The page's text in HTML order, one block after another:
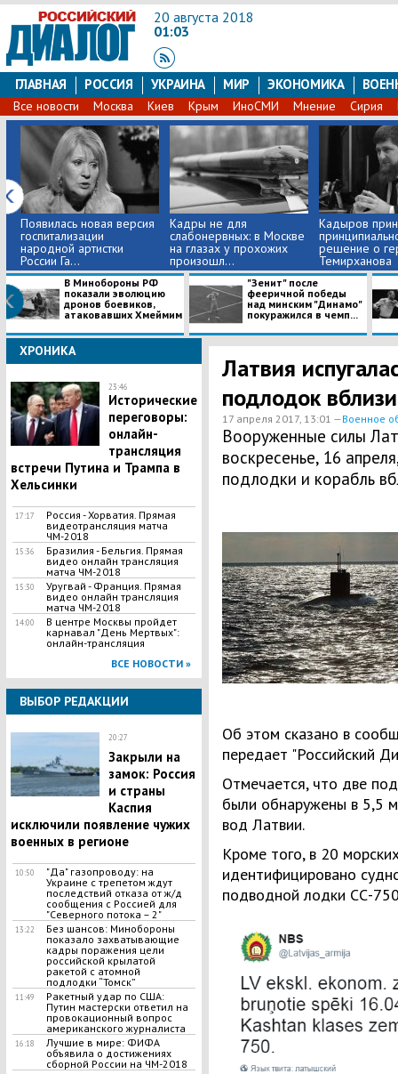
20 августа 2018
01:03
ГЛАВНАЯ РОССИЯ УКРАИНА МИР ЭКОНОМИКА
Все новости Москва Киев Крым ИноСМИ Мнение Сирия
Появилась новая версия
госпитализации
народной артистки
России Га...
Кадры не для
слабонервных: в Москве
на глазах у прохожих
произошл...
Кадыров
решение о
Темирханова
В Минобороны РФ
показали эволюцию
дронов боевиков,
атаковавших Хмеймим
"Зенит" после
фееричной победы
над минским "Динамо"
покуражился в чемп...
ХРОНИКА
23:46
Исторические
переговоры:
онлайн-
трансляция
встречи Путина и Трампа в
Хельсинки
17:17
Россия - Хорватия. Прямая
видеотрансляция матча
ЧМ-2018
15:36
Бразилия - Бельгия. Прямая
видео онлайн трансляция
матча ЧМ-2018
15:30
Уругвай - Франция. Прямая
видео онлайн трансляция
матча ЧМ-2018
14:00
В центре Москвы пройдет
карнавал "День Мертвых":
онлайн-трансляция
ВСЕ НОВОСТИ »
ВЫБОР РЕДАКЦИИ
20:27
Закрыли на
замок: Россия
и страны
Каспия
исключили появление чужих
военных в регионе
10:50
"Да" газопроводу: на
Украине с трепетом ждут
последствий отказа от ж/д
сообщения с Россией для
"Северного потока – 2"
13:22
Без шансов: Минобороны
показало захватывающие
кадры поражения цели
российской крылатой
ракетой с атомной
подлодки “Томск”
11:49
Ракетный удар по США:
Путин мастерски ответил на
провокационный вопрос
американского журналиста
16:18
Лучшие в мире: ФИФА
объявила о достижениях
сборной России на ЧМ-2018
Латвия
подлодок
17 апреля 2017, 13:01 —Военное
Вооруженные силы
воскресенье, 16
подлодки и корабль
Об этом сказано в
передает "Российский
Отмечается, что две
были обнаружены в 5,5
вод Латвии.
Кроме того, в 20
идентифицировано
подводной лодки СС-